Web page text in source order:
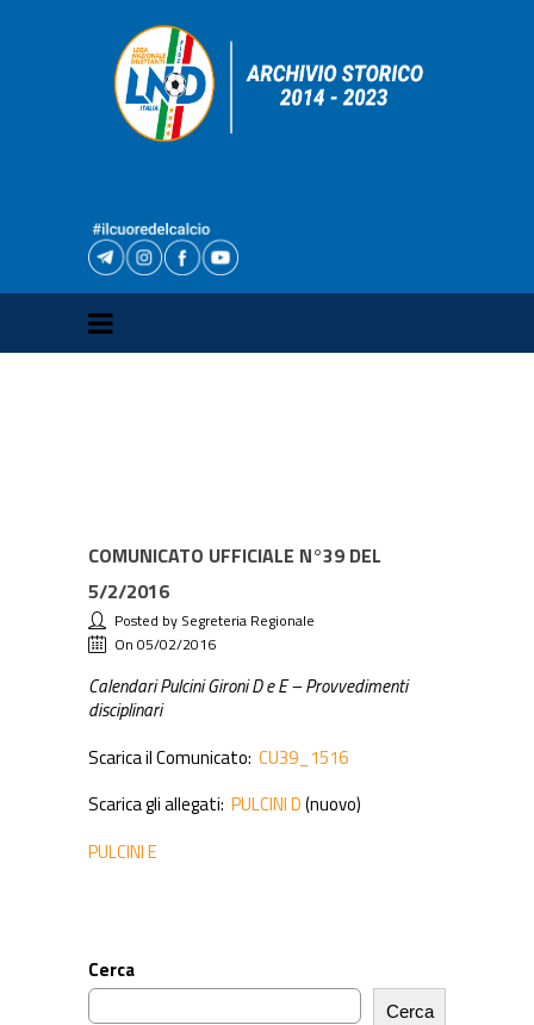
COMUNICATO UFFICIALE N°39 DEL
5/2/2016
Posted by Segreteria Regionale
On 05/02/2016
Calendari Pulcini Gironi D e E – Provvedimenti
disciplinari
Scarica il Comunicato: CU39_1516
Scarica gli allegati: PULCINI D(nuovo)
PULCINI E
Cerca
Cerca